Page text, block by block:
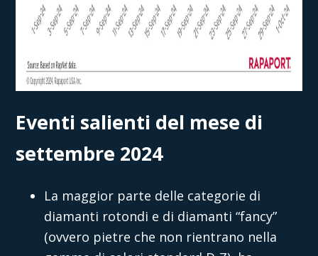
Eventi salienti del mese di
settembre 2024
La maggior parte delle categorie di
diamanti rotondi e di diamanti “fancy”
(ovvero pietre che non rientrano nella